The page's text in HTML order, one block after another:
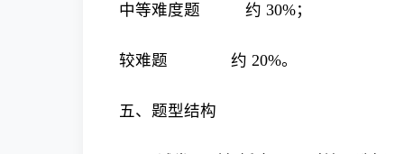
中等难度题 约 30%；
较难题 约 20%。
五、题型结构